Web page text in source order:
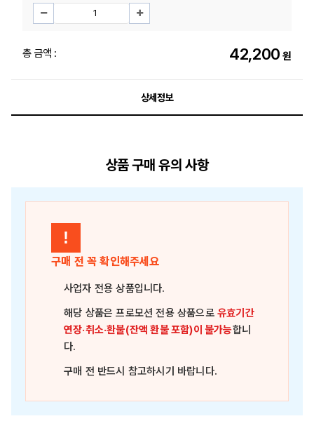
총 금액 : 42,200 원
상세정보
상품 구매 유의 사항
!
구매 전 꼭 확인해주세요
사업자 전용 상품입니다.
해당 상품은프로모션 전용 상품으로유효기간
연장·취소·환불(잔액 환불 포함)이 불가능합니
다.
구매 전 반드시 참고하시기 바랍니다.